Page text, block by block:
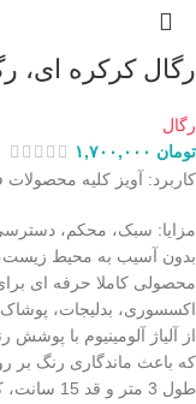
رگال کرکره ای،
رگال
تومان
کاربرد: آویز کلیه
مزایا: سبک، محکم،
بدون آسیب به محیط
محصولی کاملا حرفه ای
اکسسوری، بدلیجات، پوشاک
از آلیاژ آلومینیوم با
که باعث ماندگاری رنگ بر
طول 3